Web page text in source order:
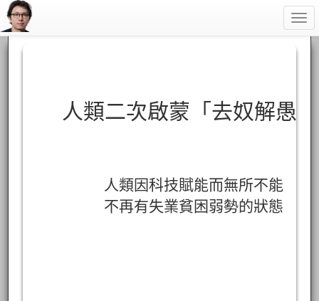
人類二次啟蒙「去奴解愚
人類因科技賦能而無所不能
不再有失業貧困弱勢的狀態